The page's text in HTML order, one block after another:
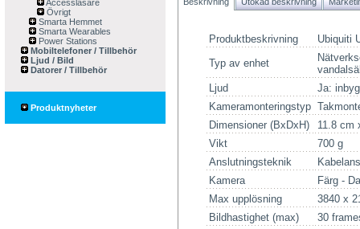
Accessläsare
Övrigt
Smarta Hemmet
Smarta Wearables
Power Stations
Mobiltelefoner / Tillbehör
Ljud / Bild
Datorer / Tillbehör
Produktnyheter
Produktbeskrivning
Ubiquiti
Typ av enhet
Ljud
Ja:
Kameramonteringstyp
Dimensioner (BxDxH)
11.8 cm
Vikt
700 g
Anslutningsteknik
Kamera
Färg -
Max upplösning
3840 x
Bildhastighet (max)
30